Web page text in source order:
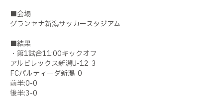
■会場
グランセナ新潟サッカースタジアム
■結果
・第1試合11:00キックオフ
アルビレックス新潟U-12 3
FCパルティーダ新潟 0
前半:0-0
後半:3-0